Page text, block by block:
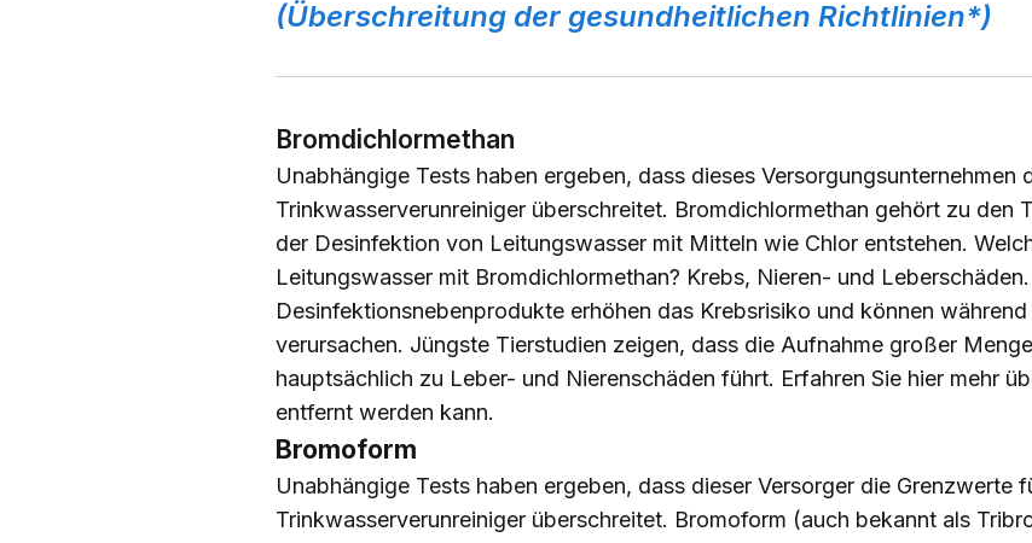
(Überschreitung der gesundheitlichen Richtlinien*)
Bromdichlormethan
Unabhängige Tests haben ergeben, dass dieses Versorgungsunternehmen
Trinkwasserverunreiniger überschreitet. Bromdichlormethan gehört zu den
der Desinfektion von Leitungswasser mit Mitteln wie Chlor entstehen.
Leitungswasser mit Bromdichlormethan? Krebs, Nieren- und
Desinfektionsnebenprodukte erhöhen das Krebsrisiko und können
verursachen. Jüngste Tierstudien zeigen, dass die Aufnahme großer
hauptsächlich zu Leber- und Nierenschäden führt. Erfahren Sie hier mehr
entfernt werden kann.
Bromoform
Unabhängige Tests haben ergeben, dass dieser Versorger die Grenzwerte
Trinkwasserverunreiniger überschreitet. Bromoform (auch bekannt als